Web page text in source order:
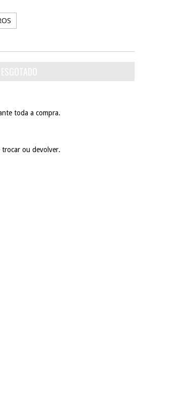
toda a compra.
ou devolver.